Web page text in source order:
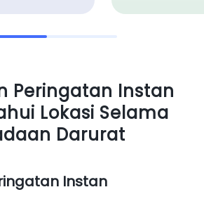
Peringatan Instan
Lokasi Selama
Darurat
Instan